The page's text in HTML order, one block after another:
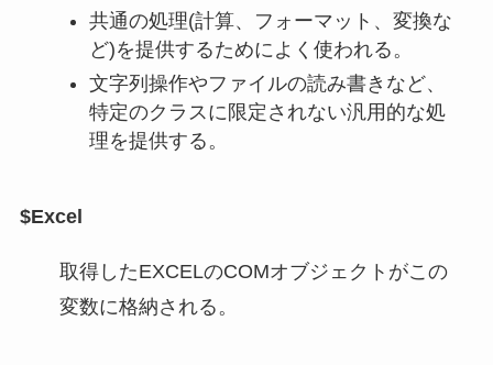
共通の処理(計算、フォーマット、変換な
ど)を提供するためによく使われる。
文字列操作やファイルの読み書きなど、
特定のクラスに限定されない汎用的な処
理を提供する。
$Excel
取得したEXCELのCOMオブジェクトがこの
変数に格納される。